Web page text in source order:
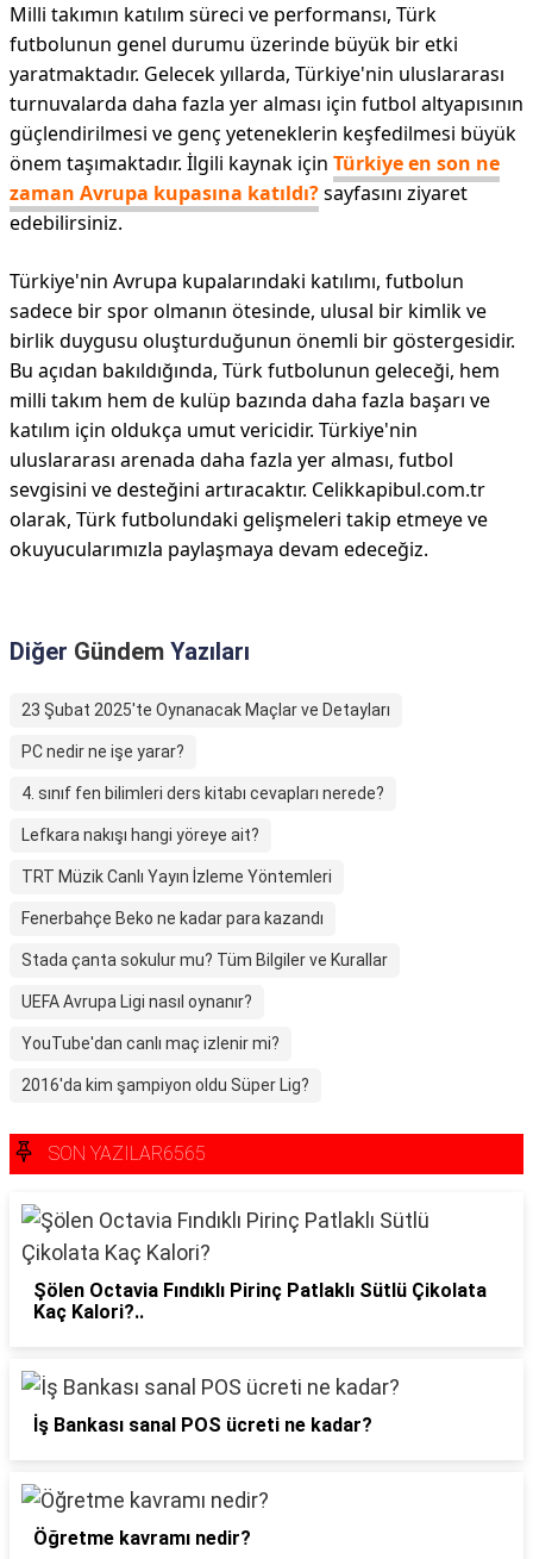
Milli takımın katılım süreci ve performansı, Türk
futbolunun genel durumu üzerinde büyük bir etki
yaratmaktadır. Gelecek yıllarda, Türkiye'nin uluslararası
turnuvalarda daha fazla yer alması için futbol altyapısının
güçlendirilmesi ve genç yeteneklerin keşfedilmesi büyük
önem taşımaktadır. İlgili kaynak için Türkiye en son ne
zaman Avrupa kupasına katıldı?sayfasını ziyaret
edebilirsiniz.
Türkiye'nin Avrupa kupalarındaki katılımı, futbolun
sadece bir spor olmanın ötesinde, ulusal bir kimlik ve
birlik duygusu oluşturduğunun önemli bir göstergesidir.
Bu açıdan bakıldığında, Türk futbolunun geleceği, hem
milli takım hem de kulüp bazında daha fazla başarı ve
katılım için oldukça umut vericidir. Türkiye'nin
uluslararası arenada daha fazla yer alması, futbol
sevgisini ve desteğini artıracaktır. Celikkapibul.com.tr
olarak, Türk futbolundaki gelişmeleri takip etmeye ve
okuyucularımızla paylaşmaya devam edeceğiz.
Diğer Gündem Yazıları
23 Şubat 2025'te Oynanacak Maçlar ve Detayları
PC nedir ne işe yarar?
4. sınıf fen bilimleri ders kitabı cevapları nerede?
Lefkara nakışı hangi yöreye ait?
TRT Müzik Canlı Yayın İzleme Yöntemleri
Fenerbahçe Beko ne kadar para kazandı
Stada çanta sokulur mu? Tüm Bilgiler ve Kurallar
UEFA Avrupa Ligi nasıl oynanır?
YouTube'dan canlı maç izlenir mi?
2016'da kim şampiyon oldu Süper Lig?
SON YAZILAR6565
Şölen Octavia Fındıklı Pirinç Patlaklı Sütlü Çikolata
Kaç Kalori?..
İş Bankası sanal POS ücreti ne kadar?
Öğretme kavramı nedir?